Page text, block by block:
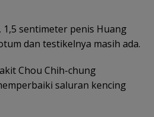
sentimeter penis Huang
dan testikelnya masih ada.
Chou Chih-chung
saluran kencing